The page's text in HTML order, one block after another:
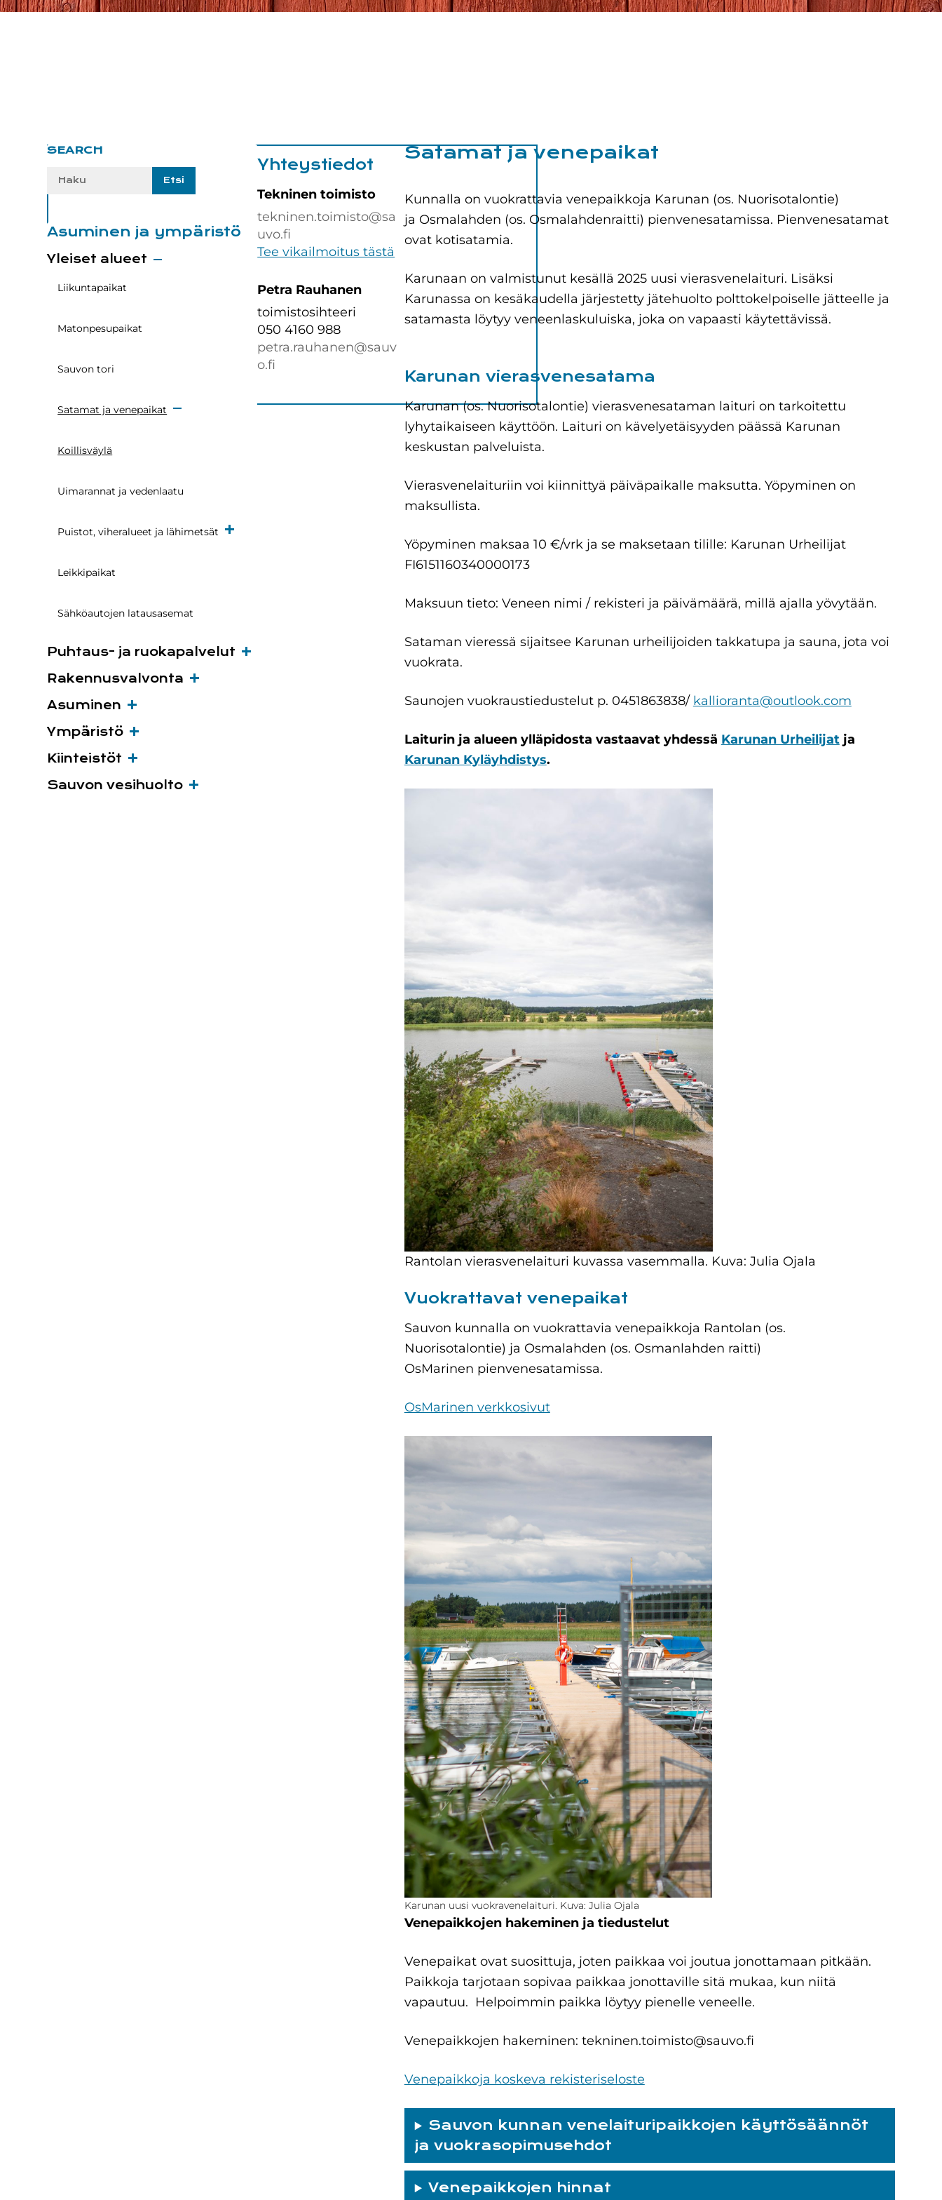
Satamat ja venepaikat
Kunnalla on vuokrattavia venepaikkoja Karunan (os. Nuorisotalontie)
ja Osmalahden (os. Osmalahdenraitti) pienvenesatamissa. Pienvenesatamat
ovat kotisatamia.
Karunaan on valmistunut kesällä 2025 uusi vierasvenelaituri. Lisäksi
Karunassa on kesäkaudella järjestetty jätehuolto polttokelpoiselle jätteelle ja
satamasta löytyy veneenlaskuluiska, joka on vapaasti käytettävissä.
Karunan vierasvenesatama
Karunan (os. Nuorisotalontie) vierasvenesataman laituri on tarkoitettu
lyhytaikaiseen käyttöön. Laituri on kävelyetäisyyden päässä Karunan
keskustan palveluista.
Vierasvenelaituriin voi kiinnittyä päiväpaikalle maksutta. Yöpyminen on
maksullista.
Yöpyminen maksaa 10 €/vrk ja se maksetaan tilille: Karunan Urheilijat
FI6151160340000173
Maksuun tieto: Veneen nimi / rekisteri ja päivämäärä, millä ajalla yövytään.
Sataman vieressä sijaitsee Karunan urheilijoiden takkatupa ja sauna, jota voi
vuokrata.
Saunojen vuokraustiedustelut p. 0451863838/ kallioranta@outlook.com
Laiturin ja alueen ylläpidosta vastaavat yhdessä Karunan Urheilijatja
Karunan Kyläyhdistys.
Rantolan vierasvenelaituri kuvassa vasemmalla. Kuva: Julia Ojala
Vuokrattavat venepaikat
Sauvon kunnalla on vuokrattavia venepaikkoja Rantolan (os.
Nuorisotalontie) ja Osmalahden (os. Osmanlahden raitti)
OsMarinen pienvenesatamissa.
OsMarinen verkkosivut
Karunan uusi vuokravenelaituri. Kuva: Julia Ojala
Venepaikkojen hakeminen ja tiedustelut
Venepaikat ovat suosittuja, joten paikkaa voi joutua jonottamaan pitkään.
Paikkoja tarjotaan sopivaa paikkaa jonottaville sitä mukaa, kun niitä
vapautuu. Helpoimmin paikka löytyy pienelle veneelle.
Venepaikkojen hakeminen: tekninen.toimisto@sauvo.fi
Venepaikkoja koskeva rekisteriseloste
Sauvon kunnan venelaituripaikkojen käyttösäännöt
ja vuokrasopimusehdot
Venepaikkojen hinnat
Ensisijainen
SEARCH
Etsi
Asuminen ja ympäristö
Yleiset alueet
Liikuntapaikat
Matonpesupaikat
Sauvon tori
Satamat ja venepaikat
Koillisväylä
Uimarannat ja vedenlaatu
Puistot, viheralueet ja lähimetsät
Leikkipaikat
Sähköautojen latausasemat
Puhtaus- ja ruokapalvelut
Rakennusvalvonta
Asuminen
Ympäristö
Kiinteistöt
Sauvon vesihuolto
Yhteystiedot
Tekninen toimisto
tekninen.toimisto@sa
uvo.fi
Tee vikailmoitus tästä
Petra Rauhanen
toimistosihteeri
050 4160 988
petra.rauhanen@sauv
o.fi